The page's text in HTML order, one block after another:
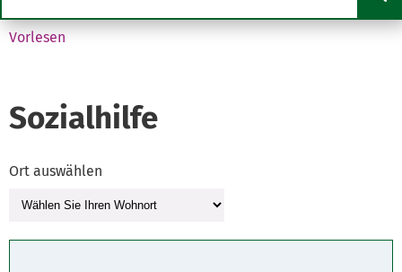
Vorlesen
Sozialhilfe
Ort auswählen